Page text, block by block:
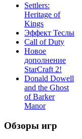
Settlers:
Heritage of
Kings
Эффект Теслы
Call of Duty
Новое
дополнение
StarCraft 2!
Donald Dowell
and the Ghost
of Barker
Manor
Обзоры игр